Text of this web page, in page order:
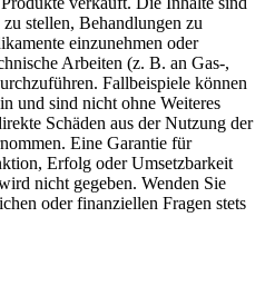
stellen, Behandlungen zu
einzunehmen oder
Arbeiten (z. B. an Gas-,
Fallbeispiele können
und sind nicht ohne Weiteres
Schäden aus der Nutzung der
Eine Garantie für
Erfolg oder Umsetzbarkeit
nicht gegeben. Wenden Sie
oder finanziellen Fragen stets